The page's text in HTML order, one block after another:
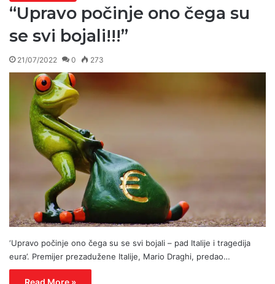
“Upravo počinje ono čega su
se svi bojali!!!”
21/07/2022 0 273
‘Upravo počinje ono čega su se svi bojali – pad Italije i tragedija
eura’. Premijer prezadužene Italije, Mario Draghi, predao…
Read More »